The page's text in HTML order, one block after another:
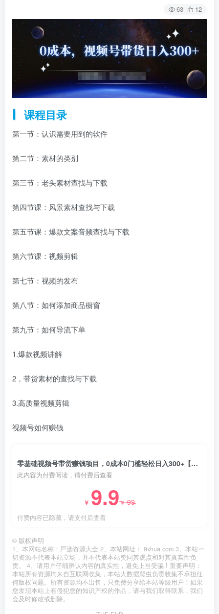
63 12
课程目录
第一节：认识需要用到的软件
第二节：素材的类别
第三节：老头素材查找与下载
第四节课：风景素材查找与下载
第五节课：爆款文案音频查找与下载
第六节课：视频剪辑
第七节：视频的发布
第八节：如何添加商品橱窗
第九节：如何导流下单
1.爆款视频讲解
2，带货素材的查找与下载
3.高质量视频剪辑
视频号如何赚钱
零基础视频号带货赚钱项目，0成本0门槛轻松日入300+【视频教程】￼
此内容为付费阅读，请付费后查看
￥ 9.9￥99
付费内容已隐藏，请支付后查看
© 版权声明
1、本网站名称：严选资源大全 2、本站网址： 9xhua.com 3、本站一
切资源不代表本站立场，并不代表本站赞同其观点和对其真实性负
责。 4、请用户仔细辨认内容的真实性，避免上当受骗 ! 重要声明：
本站所有资源均来自互联网收集，本站大数据爬虫负责收集不承担任
何版权问题。所有资源均不出售，只免费分享给本站等级用户！如果
您发现本站上有侵犯您的知识产权的作品，请与我们取得联系，我们
会及时修改或删除。